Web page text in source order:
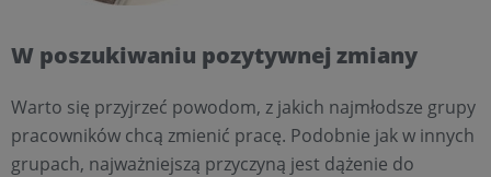
W poszukiwaniu pozytywnej zmiany
Warto się przyjrzeć powodom, z jakich najmłodsze grupy
pracowników chcą zmienić pracę. Podobnie jak w innych
grupach, najważniejszą przyczyną jest dążenie do